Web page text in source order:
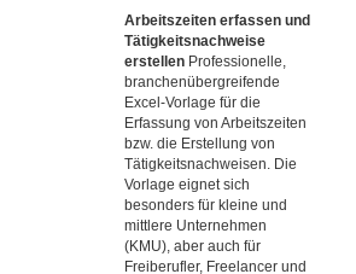
Arbeitszeiten erfassen und
Tätigkeitsnachweise
erstellen Professionelle,
branchenübergreifende
Excel-Vorlage für die
Erfassung von Arbeitszeiten
bzw. die Erstellung von
Tätigkeitsnachweisen. Die
Vorlage eignet sich
besonders für kleine und
mittlere Unternehmen
(KMU), aber auch für
Freiberufler, Freelancer und